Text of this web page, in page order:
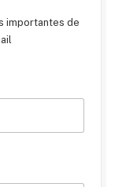
importantes de